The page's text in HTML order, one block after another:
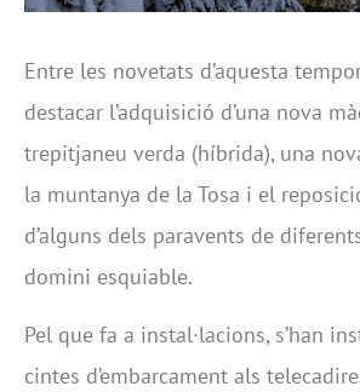
Entre les novetats d’aquesta
destacar l’adquisició d’una nova
trepitjaneu verda (híbrida), una
la muntanya de la Tosa i el
d’alguns dels paravents de
domini esquiable.
Pel que fa a instal·lacions, s’han
cintes d’embarcament als